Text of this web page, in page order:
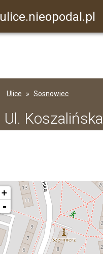
ulice.nieopodal.pl
Ulice Sosnowiec
Ul. Koszalińska
+
-